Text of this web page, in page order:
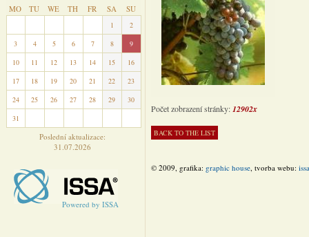
MO
TU WE TH FR SA SU
1
2
3
4 5 6 7 8
9
10
11 12 13 14 15
16
17
18 19 20 21 22
23
24
25 26 27 28 29
30
31
Poslední aktualizace:
31.07.2026
Powered by ISSA
Počet zobrazení stránky:12902x
© 2009, grafika: graphic house, tvorba webu: